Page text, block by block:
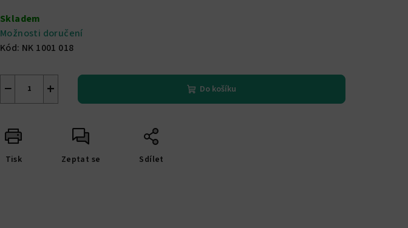
cena:
Skladem
Možnosti doručení
Kód: NK 1001 018
+
− Do košíku
Tisk Zeptat se Sdílet